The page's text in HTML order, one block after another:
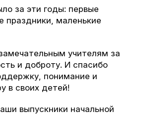
за эти годы: первые
праздники, маленькие
учителям за
и доброту. И спасибо
понимание и
в своих детей!
выпускники начальной